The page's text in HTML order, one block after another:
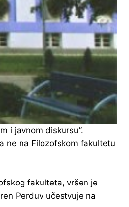
i javnom diskursu”.
ne na Filozofskom fakultetu
fakulteta, vršen je
Perduv učestvuje na